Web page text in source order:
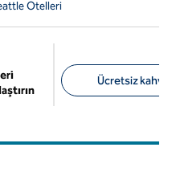
Otelleri
Ücretsiz